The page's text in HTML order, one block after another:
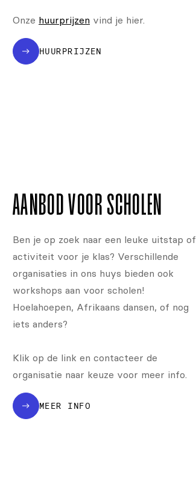
Onze huurprijzen vind je hier.
HUURPRIJZEN
AANBOD VOOR SCHOLEN
Ben je op zoek naar een leuke uitstap of
activiteit voor je klas? Verschillende
organisaties in ons huys bieden ook
workshops aan voor scholen!
Hoelahoepen, Afrikaans dansen, of nog
iets anders?
Klik op de link en contacteer de
organisatie naar keuze voor meer info.
MEER INFO